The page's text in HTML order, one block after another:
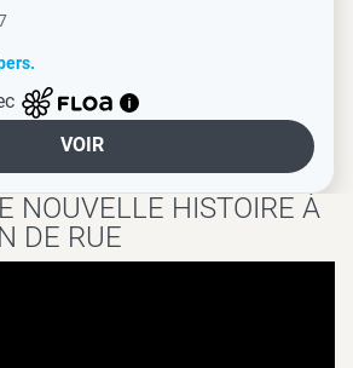
VOIR
NOUVELLE HISTOIRE À
DE RUE